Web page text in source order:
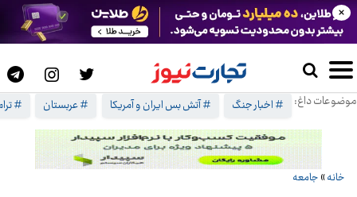
موضوعات داغ: # اخبار جنگ # آتش بس ایران و آمریکا # عربستان #
×
خانه» جامعه